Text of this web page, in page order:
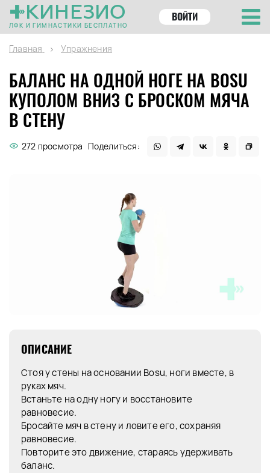
КИНЕЗИО
ЛФК И ГИМНАСТИКИ БЕСПЛАТНО
ВОЙТИ
Главная Упражнения
БАЛАНС НА ОДНОЙ НОГЕ НА BOSU
КУПОЛОМ ВНИЗ С БРОСКОМ МЯЧА
В СТЕНУ
272 просмотра Поделиться:
ОПИСАНИЕ
Стоя у стены на основании Bosu, ноги вместе, в
руках мяч.
Встаньте на одну ногу и восстановите
равновесие.
Бросайте мяч в стену и ловите его, сохраняя
равновесие.
Повторите это движение, стараясь удерживать
баланс.